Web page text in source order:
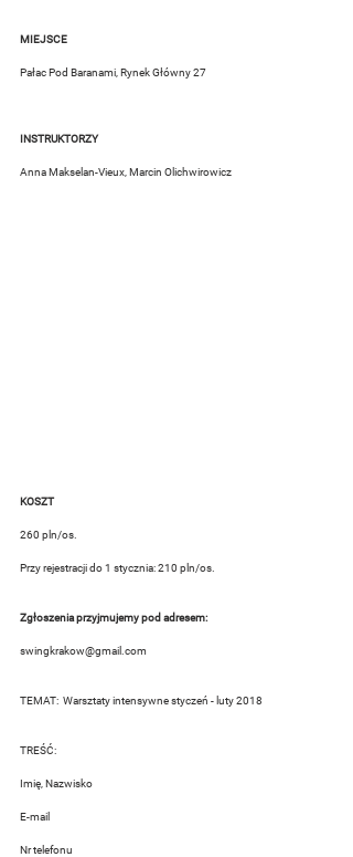
MIEJSCE
Pałac Pod Baranami, Rynek Główny 27
INSTRUKTORZY
Anna Makselan-Vieux, Marcin Olichwirowicz
KOSZT
260 pln/os.
Przy rejestracji do 1 stycznia: 210 pln/os.
Zgłoszenia przyjmujemy pod adresem:
swingkrakow@gmail.com
TEMAT:  Warsztaty intensywne styczeń - luty 2018
TREŚĆ:
Imię, Nazwisko
E-mail
Nr telefonu